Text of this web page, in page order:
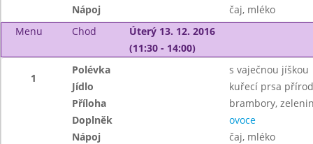
Nápoj
čaj, mléko
Menu
Chod
Úterý 13. 12. 2016
(11:30 - 14:00)
1
Polévka
s vaječnou jíškou
Jídlo
kuřecí prsa
Příloha
brambory,
Doplněk
ovoce
Nápoj
čaj, mléko